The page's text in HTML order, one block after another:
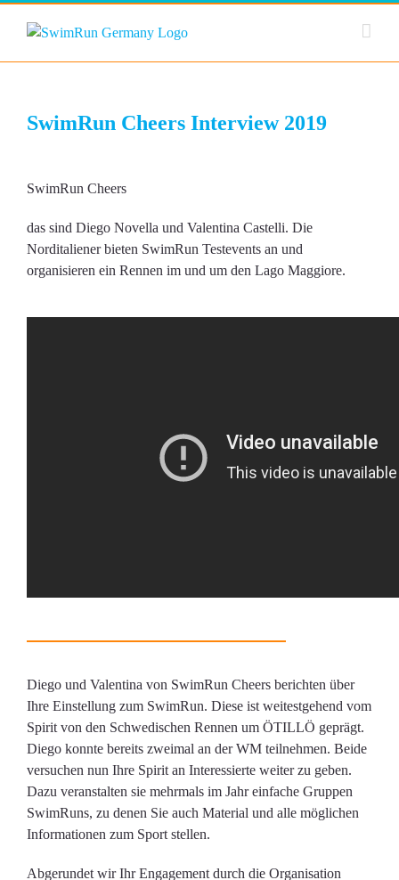
Zum
Inhalt
SwimRun Cheers Interview 2019
SwimRun Cheers
das sind Diego Novella und Valentina Castelli. Die
Norditaliener bieten SwimRun Testevents an und
organisieren ein Rennen im und um den Lago Maggiore.
Diego und Valentina von SwimRun Cheers berichten über
Ihre Einstellung zum SwimRun. Diese ist weitestgehend vom
Spirit von den Schwedischen Rennen um ÖTILLÖ geprägt.
Diego konnte bereits zweimal an der WM teilnehmen. Beide
versuchen nun Ihre Spirit an Interessierte weiter zu geben.
Dazu veranstalten sie mehrmals im Jahr einfache Gruppen
SwimRuns, zu denen Sie auch Material und alle möglichen
Informationen zum Sport stellen.
Abgerundet wir Ihr Engagement durch die Organisation